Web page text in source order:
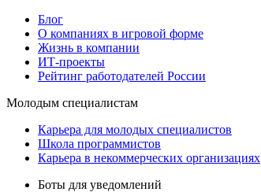
Блог
О компаниях в игровой форме
Жизнь в компании
ИТ-проекты
Рейтинг работодателей России
Молодым специалистам
Карьера для молодых специалистов
Школа программистов
Карьера в некоммерческих организациях
Боты для уведомлений